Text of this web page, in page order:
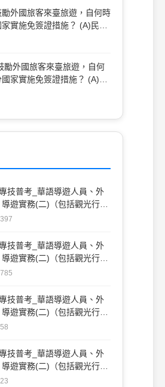
外國旅客來臺旅遊，自何時
實施免簽證措施？ (A)民國
民國83年1月1日 (C)民
實施免簽證措施？ (A)民
1 月 1 日
技普考_華語導遊人員、外
遊實務(二)（包括觀光行政
區與大陸地區人民關係條
技普考_華語導遊人員、外
遊實務(二)（包括觀光行政
區與大陸地區人民關係條
技普考_華語導遊人員、外
遊實務(二)（包括觀光行政
區與大陸地區人民關係條
技普考_華語導遊人員、外
遊實務(二)（包括觀光行政
區與大陸地區人民關係條